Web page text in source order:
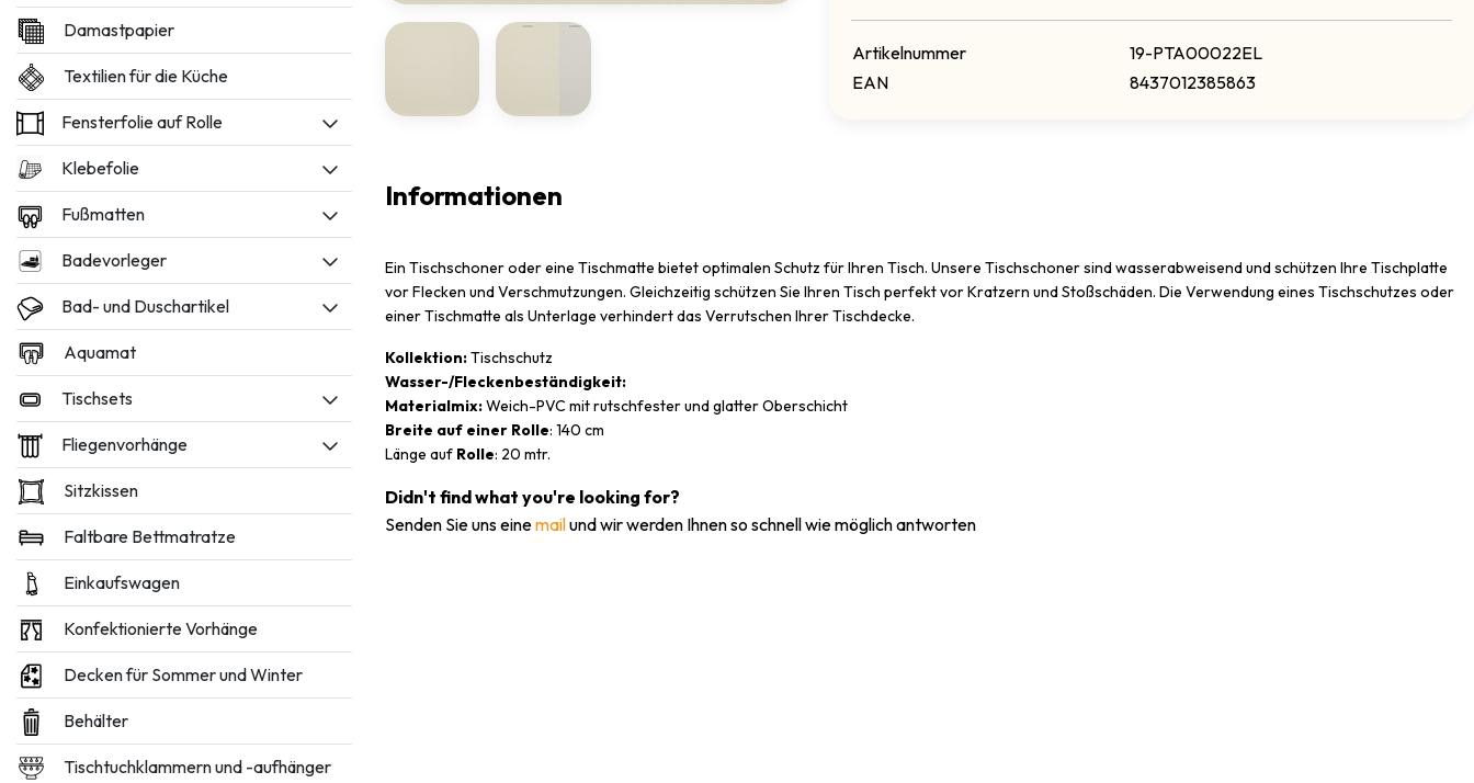
Damastpapier
Textilien für die Küche
Fensterfolie auf Rolle
Klebefolie
Fußmatten
Badevorleger
Bad- und Duschartikel
Aquamat
Tischsets
Fliegenvorhänge
Sitzkissen
Faltbare Bettmatratze
Einkaufswagen
Konfektionierte Vorhänge
Decken für Sommer und Winter
Behälter
Tischtuchklammern und -aufhänger
Artikelnummer
19-PTA00022EL
EAN
8437012385863
Informationen
Ein Tischschoner oder eine Tischmatte bietet optimalen Schutz für Ihren Tisch. Unsere Tischschoner sind wasserabweisend und schützen Ihre Tischplatte
vor Flecken und Verschmutzungen. Gleichzeitig schützen Sie Ihren Tisch perfekt vor Kratzern und Stoßschäden. Die Verwendung eines Tischschutzes oder
einer Tischmatte als Unterlage verhindert das Verrutschen Ihrer Tischdecke.
Kollektion:Tischschutz
Wasser-/Fleckenbeständigkeit:
Materialmix:Weich-PVC mit rutschfester und glatter Oberschicht
Breite auf einer Rolle: 140 cm
Länge auf Rolle: 20 mtr.
Didn't find what you're looking for?
Senden Sie uns einemailund wir werden Ihnen so schnell wie möglich antworten